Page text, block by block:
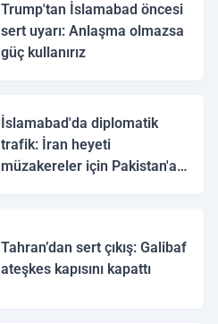
Trump'tan İslamabad öncesi
sert uyarı: Anlaşma olmazsa
güç kullanırız
İslamabad'da diplomatik
trafik: İran heyeti
müzakereler için Pakistan'a
Tahran’dan sert çıkış: Galibaf
ateşkes kapısını kapattı